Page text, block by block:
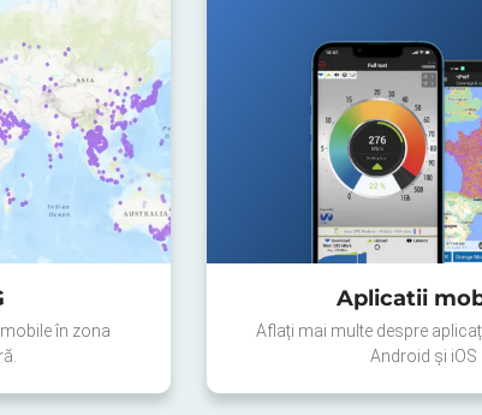
în zona
Aplicatii
Aflați mai multe despre
Android și iOS